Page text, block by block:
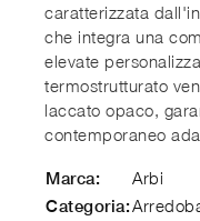
caratterizzata
che integra una
elevate
termostrutturato
laccato opaco,
contemporaneo
Marca: Arbi
Categoria: